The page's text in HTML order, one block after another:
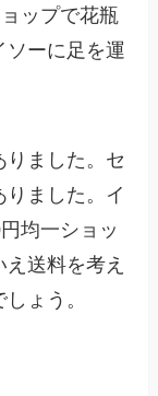
ップで花瓶
ソーに足を運
りました。セ
りました。イ
均一ショッ
送料を考え
ょう。